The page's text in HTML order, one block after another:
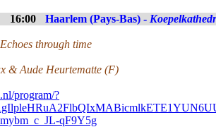
16:00 Haarlem (Pays-Bas) -
through time
& Aude Heurtematte (F)
program/?
qF9Y5g